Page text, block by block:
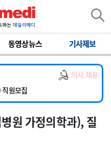
동영상뉴스 기사제보
의사 채용
제 임상의사 채용
전담) 계약직 의사 공개채용
원모집
1년차) 모집
집
제 임상의사 채용
원 가정의학과), 질